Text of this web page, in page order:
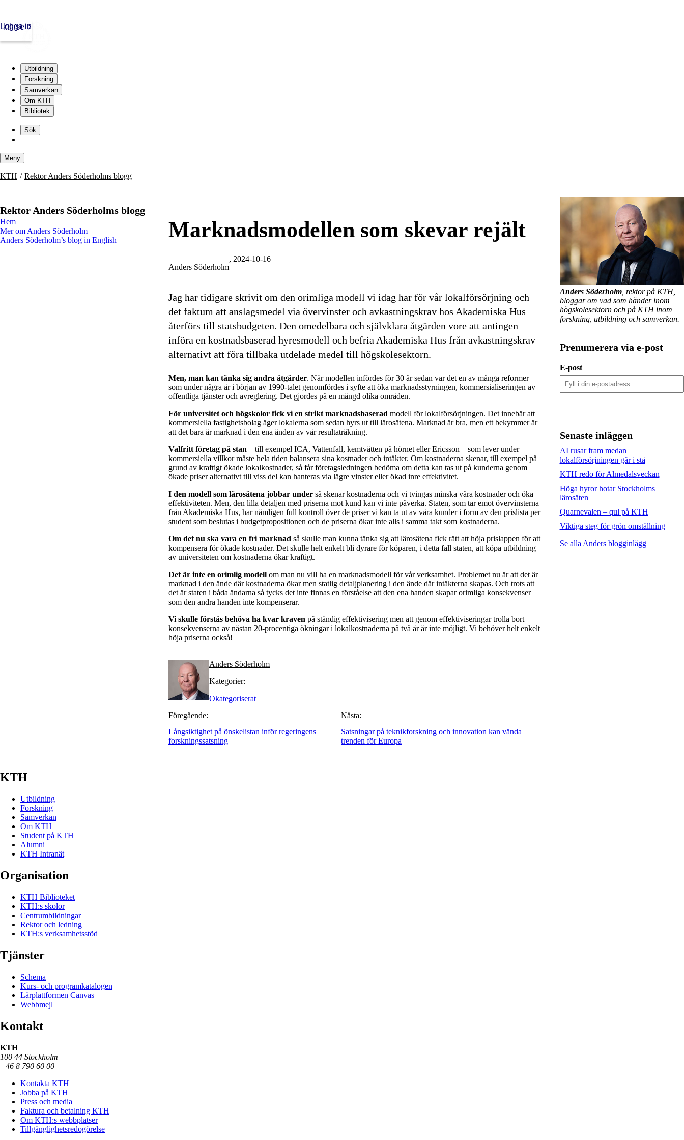
kth.se
Logga in
Utbildning
Forskning
Samverkan
Om KTH
Bibliotek
content
Sök
Meny
to
KTH Rektor Anders Söderholms blogg
Rektor Anders Söderholms blogg
Hem
Mer om Anders Söderholm
Anders Söderholm’s blog in English
Marknadsmodellen som skevar rejält
Anders Söderholm
, 2024-10-16
Jag har tidigare skrivit om den orimliga modell vi idag har för vår lokalförsörjning och
det faktum att anslagsmedel via övervinster och avkastningskrav hos Akademiska Hus
återförs till statsbudgeten. Den omedelbara och självklara åtgärden vore att antingen
införa en kostnadsbaserad hyresmodell och befria Akademiska Hus från avkastningskrav
alternativt att föra tillbaka utdelade medel till högskolesektorn.
Men, man kan tänka sig andra åtgärder. När modellen infördes för 30 år sedan var det en av många reformer
som under några år i början av 1990-talet genomfördes i syfte att öka marknadsstyrningen, kommersialiseringen av
offentliga tjänster och avreglering. Det gjordes på en mängd olika områden.
För universitet och högskolor fick vi en strikt marknadsbaserad modell för lokalförsörjningen. Det innebär att
kommersiella fastighetsbolag äger lokalerna som sedan hyrs ut till lärosätena. Marknad är bra, men ett bekymmer är
att det bara är marknad i den ena änden av vår resultaträkning.
Valfritt företag på stan – till exempel ICA, Vattenfall, kemtvätten på hörnet eller Ericsson – som lever under
kommersiella villkor måste hela tiden balansera sina kostnader och intäkter. Om kostnaderna skenar, till exempel på
grund av kraftigt ökade lokalkostnader, så får företagsledningen bedöma om detta kan tas ut på kunderna genom
ökade priser alternativt till viss del kan hanteras via lägre vinster eller ökad inre effektivitet.
I den modell som lärosätena jobbar under så skenar kostnaderna och vi tvingas minska våra kostnader och öka
effektiviteten. Men, den lilla detaljen med priserna mot kund kan vi inte påverka. Staten, som tar emot övervinsterna
från Akademiska Hus, har nämligen full kontroll över de priser vi kan ta ut av våra kunder i form av den prislista per
student som beslutas i budgetpropositionen och de priserna ökar inte alls i samma takt som kostnaderna.
Om det nu ska vara en fri marknad så skulle man kunna tänka sig att lärosätena fick rätt att höja prislappen för att
kompensera för ökade kostnader. Det skulle helt enkelt bli dyrare för köparen, i detta fall staten, att köpa utbildning
av universiteten om kostnaderna ökar kraftigt.
Det är inte en orimlig modell om man nu vill ha en marknadsmodell för vår verksamhet. Problemet nu är att det är
marknad i den ände där kostnaderna ökar men statlig detaljplanering i den ände där intäkterna skapas. Och trots att
det är staten i båda ändarna så tycks det inte finnas en förståelse att den ena handen skapar orimliga konsekvenser
som den andra handen inte kompenserar.
Vi skulle förstås behöva ha kvar kraven på ständig effektivisering men att genom effektiviseringar trolla bort
konsekvenserna av nästan 20-procentiga ökningar i lokalkostnaderna på två år är inte möjligt. Vi behöver helt enkelt
höja priserna också!
Anders Söderholm
Kategorier:
Okategoriserat
Föregående:
Långsiktighet på önskelistan inför regeringens
forskningssatsning
Nästa:
Satsningar på teknikforskning och innovation kan vända
trenden för Europa
Anders Söderholm, rektor på KTH,
bloggar om vad som händer inom
högskolesektorn och på KTH inom
forskning, utbildning och samverkan.
Prenumerera via e-post
E-post
Senaste inläggen
AI rusar fram medan
lokalförsörjningen går i stå
KTH redo för Almedalsveckan
Höga hyror hotar Stockholms
lärosäten
Quarnevalen – qul på KTH
Viktiga steg för grön omställning
Se alla Anders blogginlägg
KTH
Utbildning
Forskning
Samverkan
Om KTH
Student på KTH
Alumni
KTH Intranät
Organisation
KTH Biblioteket
KTH:s skolor
Centrumbildningar
Rektor och ledning
KTH:s verksamhetsstöd
Tjänster
Schema
Kurs- och programkatalogen
Lärplattformen Canvas
Webbmejl
Kontakt
KTH
100 44 Stockholm
+46 8 790 60 00
Kontakta KTH
Jobba på KTH
Press och media
Faktura och betalning KTH
Om KTH:s webbplatser
Tillgänglighetsredogörelse